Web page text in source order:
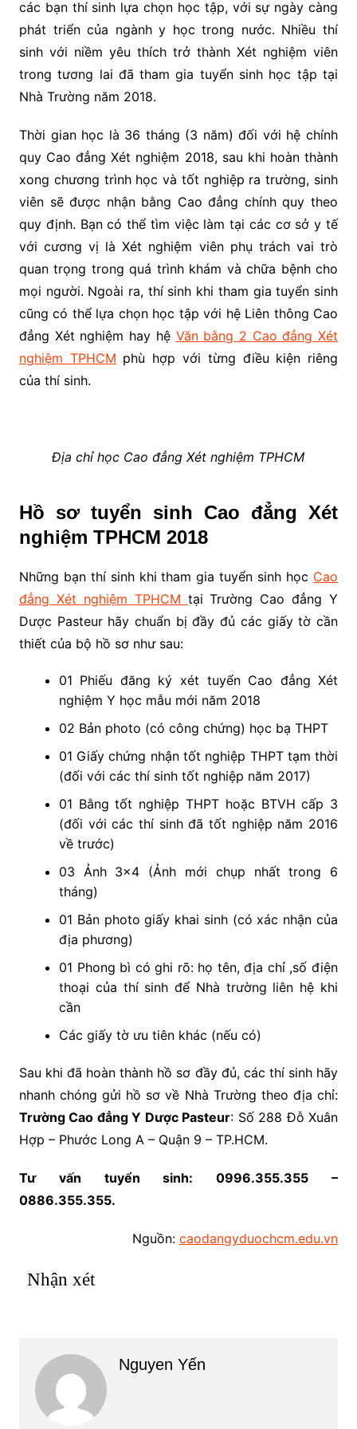
các bạn thí sinh lựa chọn học tập, với sự ngày càng
phát triển của ngành y học trong nước. Nhiều thí
sinh với niềm yêu thích trở thành Xét nghiệm viên
trong tương lai đã tham gia tuyển sinh học tập tại
Nhà Trường năm 2018.
Thời gian học là 36 tháng (3 năm) đối với hệ chính
quy Cao đẳng Xét nghiệm 2018, sau khi hoàn thành
xong chương trình học và tốt nghiệp ra trường, sinh
viên sẽ được nhận bằng Cao đẳng chính quy theo
quy định. Bạn có thể tìm việc làm tại các cơ sở y tế
với cương vị là Xét nghiệm viên phụ trách vai trò
quan trọng trong quá trình khám và chữa bệnh cho
mọi người. Ngoài ra, thí sinh khi tham gia tuyển sinh
cũng có thể lựa chọn học tập với hệ Liên thông Cao
đẳng Xét nghiệm hay hệ Văn bằng 2 Cao đẳng Xét
nghiệm TPHCM phù hợp với từng điều kiện riêng
của thí sinh.
Địa chỉ học Cao đẳng Xét nghiệm TPHCM
Hồ sơ tuyển sinh Cao đẳng Xét
nghiệm TPHCM 2018
Những bạn thí sinh khi tham gia tuyển sinh học Cao
đẳng Xét nghiệm TPHCM tại Trường Cao đẳng Y
Dược Pasteur hãy chuẩn bị đầy đủ các giấy tờ cần
thiết của bộ hồ sơ như sau:
01 Phiếu đăng ký xét tuyển Cao đẳng Xét
nghiệm Y học mẫu mới năm 2018
02 Bản photo (có công chứng) học bạ THPT
01 Giấy chứng nhận tốt nghiệp THPT tạm thời
(đối với các thí sinh tốt nghiệp năm 2017)
01 Bằng tốt nghiệp THPT hoặc BTVH cấp 3
(đối với các thí sinh đã tốt nghiệp năm 2016
về trước)
03 Ảnh 3×4 (Ảnh mới chụp nhất trong 6
tháng)
01 Bản photo giấy khai sinh (có xác nhận của
địa phương)
01 Phong bì có ghi rõ: họ tên, địa chỉ ,số điện
thoại của thí sinh để Nhà trường liên hệ khi
cần
Các giấy tờ ưu tiên khác (nếu có)
Sau khi đã hoàn thành hồ sơ đầy đủ, các thí sinh hãy
nhanh chóng gửi hồ sơ về Nhà Trường theo địa chỉ:
Trường Cao đẳng Y Dược Pasteur: Số 288 Đỗ Xuân
Hợp – Phước Long A – Quận 9 – TP.HCM.
Tư vấn tuyển sinh: 0996.355.355 –
0886.355.355.
Nguồn:caodangyduochcm.edu.vn
Nhận xét
Nguyen Yến